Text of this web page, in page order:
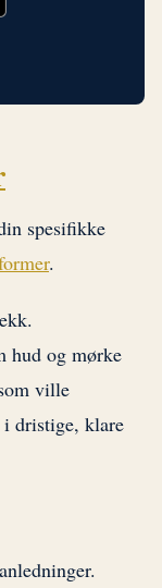
spesifikke
.
hud og mørke
ville
i dristige, klare